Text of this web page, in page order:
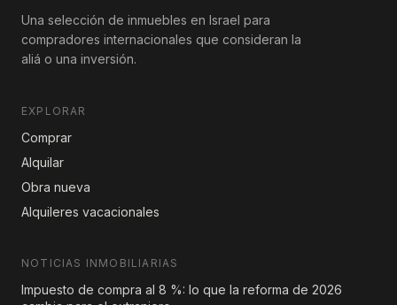
Una selección de inmuebles en Israel para
compradores internacionales que consideran la
aliá o una inversión.
EXPLORAR
Comprar
Alquilar
Obra nueva
Alquileres vacacionales
NOTICIAS INMOBILIARIAS
Impuesto de compra al 8 %: lo que la reforma de 2026